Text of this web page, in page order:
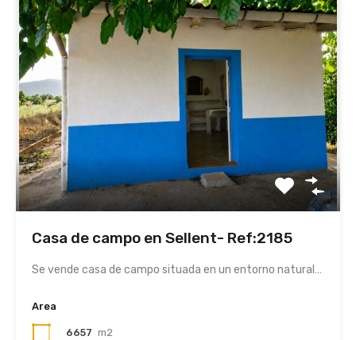
Casa de campo en Sellent- Ref:2185
Se vende casa de campo situada en un entorno natural…
Area
6657 m2